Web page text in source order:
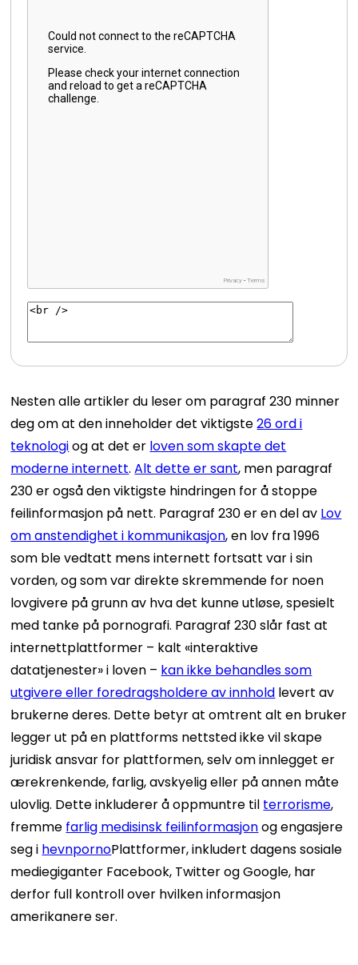
Nesten alle artikler du leser om paragraf 230 minner
deg om at den inneholder det viktigste26 ord i
teknologiog at det er loven som skapte det
moderne internett.Alt dette er sant, men paragraf
230 er også den viktigste hindringen for å stoppe
feilinformasjon på nett. Paragraf 230 er en del av Lov
om anstendighet i kommunikasjon, en lov fra 1996
som ble vedtatt mens internett fortsatt var i sin
vorden, og som var direkte skremmende for noen
lovgivere på grunn av hva det kunne utløse, spesielt
med tanke på pornografi. Paragraf 230 slår fast at
internettplattformer – kalt «interaktive
datatjenester» i loven – kan ikke behandles som
utgivere eller foredragsholdere av innhold levert av
brukerne deres. Dette betyr at omtrent alt en bruker
legger ut på en plattforms nettsted ikke vil skape
juridisk ansvar for plattformen, selv om innlegget er
ærekrenkende, farlig, avskyelig eller på annen måte
ulovlig. Dette inkluderer å oppmuntre til terrorisme,
fremme farlig medisinsk feilinformasjonog engasjere
seg i hevnpornoPlattformer, inkludert dagens sosiale
mediegiganter Facebook, Twitter og Google, har
derfor full kontroll over hvilken informasjon
amerikanere ser.